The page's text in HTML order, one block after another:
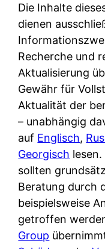
e
D
a
t
e
n
w
i
r
k
l
i
c
h
?
n
d
e
r
n
u
n
k
t
i
o
n
i
e
e
r
A
p
p
&
O
n
l
i
n
e
:
W
a
b
H
-
M
y
t
h
o
s
:
W
e
n
n
d
Die Inhalte
dienen
Recherche und
Aktualisierung
Gewähr für
Aktualität der
– unabhängig
auf Englisch,
Georgisch
sollten
Beratung durch
beispielsweise
getroffen
Group